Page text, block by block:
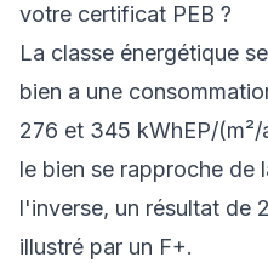
votre certificat PEB ?
La classe énergétique
bien a une
276 et 345 kWhEP/
le bien se rapproche de
l'inverse, un résultat de
illustré par un F+.